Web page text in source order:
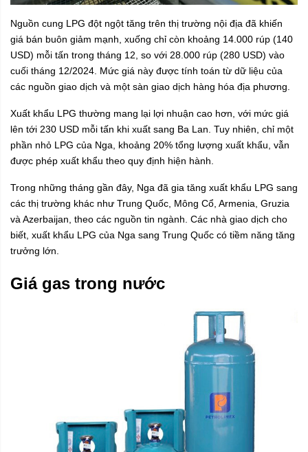
Nguồn cung LPG đột ngột tăng trên thị trường nội địa đã khiến
giá bán buôn giảm mạnh, xuống chỉ còn khoảng 14.000 rúp (140
USD) mỗi tấn trong tháng 12, so với 28.000 rúp (280 USD) vào
cuối tháng 12/2024. Mức giá này được tính toán từ dữ liệu của
các nguồn giao dịch và một sàn giao dịch hàng hóa địa phương.
Xuất khẩu LPG thường mang lại lợi nhuận cao hơn, với mức giá
lên tới 230 USD mỗi tấn khi xuất sang Ba Lan. Tuy nhiên, chỉ một
phần nhỏ LPG của Nga, khoảng 20% tổng lượng xuất khẩu, vẫn
được phép xuất khẩu theo quy định hiện hành.
Trong những tháng gần đây, Nga đã gia tăng xuất khẩu LPG sang
các thị trường khác như Trung Quốc, Mông Cổ, Armenia, Gruzia
và Azerbaijan, theo các nguồn tin ngành. Các nhà giao dịch cho
biết, xuất khẩu LPG của Nga sang Trung Quốc có tiềm năng tăng
trưởng lớn.
Giá gas trong nước